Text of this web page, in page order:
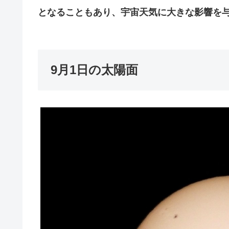
となることもあり、宇宙天気に大きな影響を
9月1日の太陽面